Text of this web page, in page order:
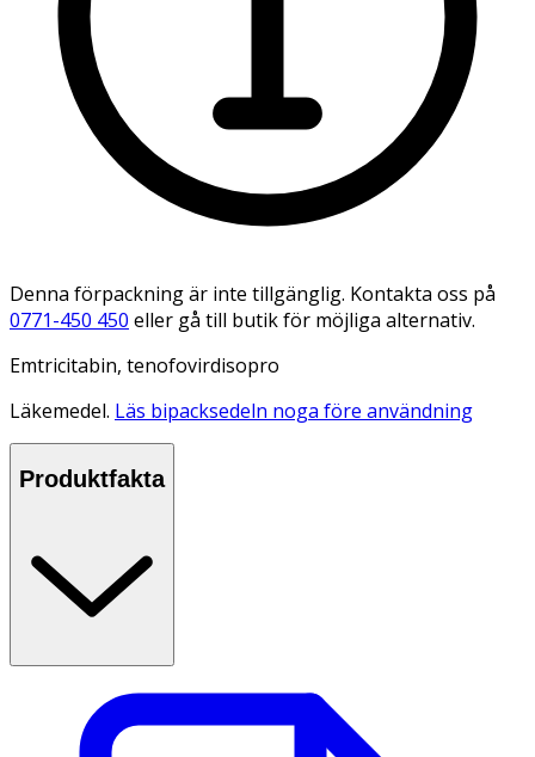
Denna förpackning är inte tillgänglig. Kontakta oss på
0771-450 450 eller gå till butik för möjliga alternativ.
Emtricitabin, tenofovirdisopro
Läkemedel. Läs bipacksedeln noga före användning
Produktfakta